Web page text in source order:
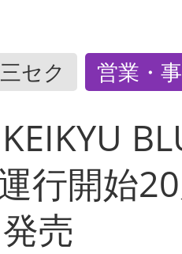
セク 営業・
行開始
売